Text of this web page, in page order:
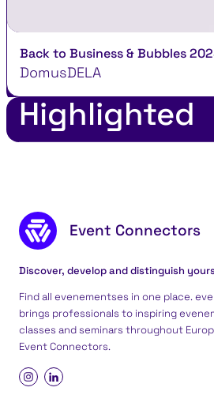
Back to Business & Bubbles
DomusDELA
Highlighted
Footer content
Event Connectors
Discover, develop and distinguish
Find all evenementses in one place.
brings professionals to inspiring
classes and seminars throughout
Event Connectors.